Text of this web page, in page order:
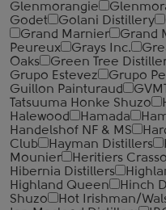
Glenmorangie
Godet
Golani Distillery
Grand Marnier
Grand
Peureux
Grays Inc.
Oaks
Green Tree
Grupo Estevez
Grupo
Guillon Painturaud
Tatsuuma Honke Shuzo
Halewood
Hamada
Handelshof NF & MS
Club
Hayman Distillers
Mounier
Heritiers
Hibernia Distillers
Highland Queen
Hinch
Shuzo
Hot Irishman/